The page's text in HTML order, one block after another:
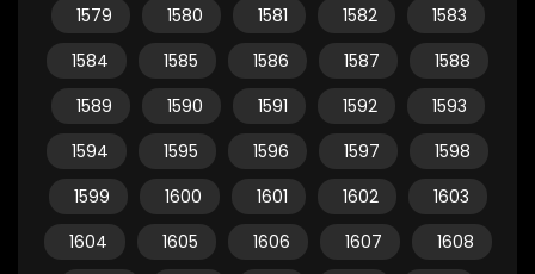
1579
1580 1581 1582
1583
1584
1585 1586 1587
1588
1589
1590 1591 1592
1593
1594
1595 1596 1597
1598
1599
1600 1601 1602
1603
1604
1605 1606 1607
1608